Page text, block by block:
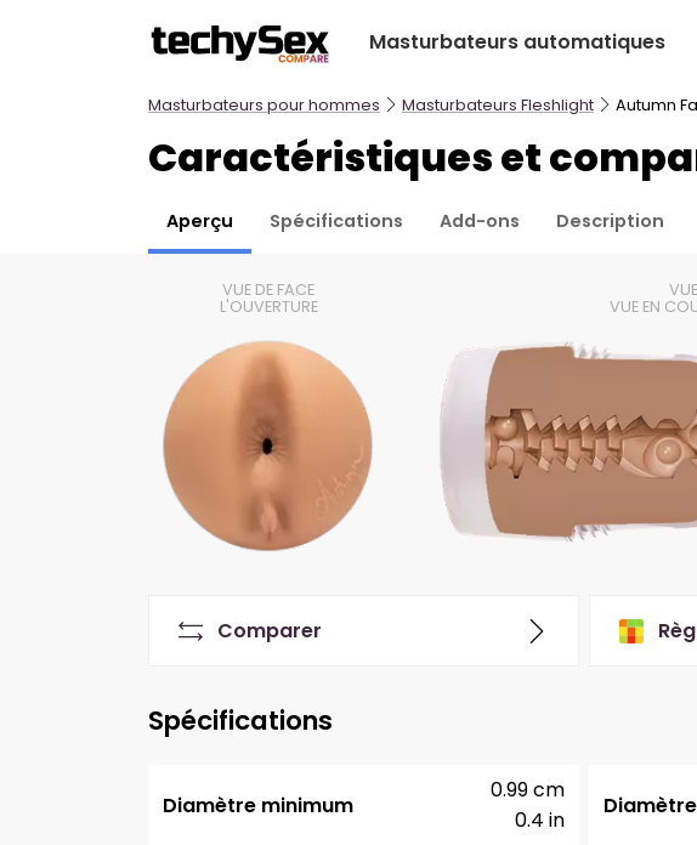
Masturbateurs automatiques
Masturbateurs pour hommes Masturbateurs Fleshlight Autumn
Caractéristiques et
Aperçu Spécifications Add-ons Description
VUE DE FACE
L'OUVERTURE
VUE EN
Comparer
Spécifications
Diamètre minimum
0.4 in
0.99 cm